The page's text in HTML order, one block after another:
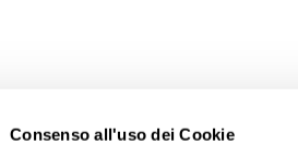
Consenso all'uso dei Cookie
la propiedad